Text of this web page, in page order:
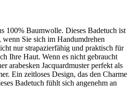
100% Baumwolle. Dieses Badetuch ist
Sie sich im Handumdrehen
nur strapazierfähig und praktisch für
Ihre Haut. Wenn es nicht gebraucht
arabesken Jacquardmuster perfekt als
Ein zeitloses Design, das den Charme
Badetuch fühlt sich angenehm an